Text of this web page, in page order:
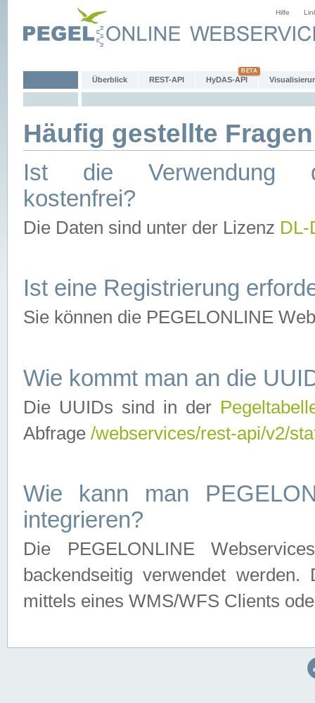
Hilfe
Überblick REST-API HyDAS-API
Häufig gestellte
Ist die Verwendung
kostenfrei?
Die Daten sind unter der Lizenz
Ist eine Registrierung
Sie können die PEGELONLINE
Wie kommt man an die
Die UUIDs sind in der
Abfrage /webservices/rest-api/v2/
Wie kann man
integrieren?
Die PEGELONLINE
backendseitig verwendet
mittels eines WMS/WFS Clients